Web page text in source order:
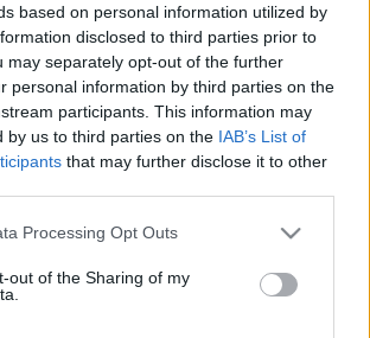
based on personal information utilized by
disclosed to third parties prior to
may separately opt-out of the further
personal information by third parties on the
participants. This information may
by us to third parties on the IAB’s List of
that may further disclose it to other
website/app uses one or more Google
visit or usage behaviour. You may click to
to Google and its third-party tags to
below specified purposes in below Google
Processing Opt Outs
out of the Sharing of my
tego i 5037 pozostałych artykułów
dostępna w abonamencie.
jednej kawy na miesiąc.
SPRAWDŹ